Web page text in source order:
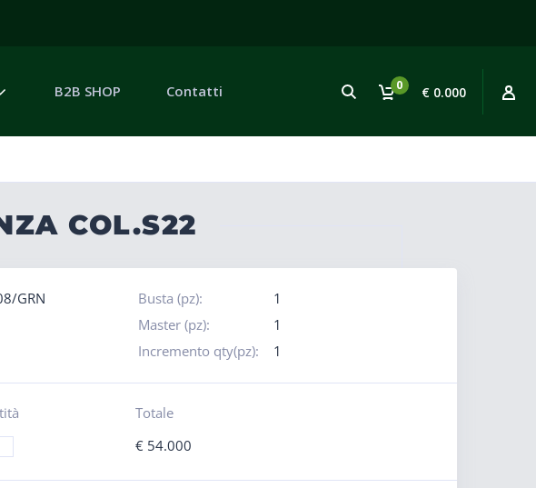
0 € 0.000
B2B SHOP Contatti
COL.S22
GRN Busta (pz):
1
Master (pz):
1
Incremento qty(pz): 1
Totale
€54.000